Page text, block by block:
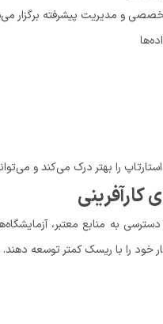
و مدیریت پیشرفته برگزار
را بهتر درک می‌کند و
به منابع معتبر،
را با ریسک کمتر توسعه دهند.